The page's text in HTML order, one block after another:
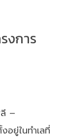
งการ
–
ยู่ในทำเลที่